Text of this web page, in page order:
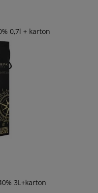
0,7l + karton
3L+karton